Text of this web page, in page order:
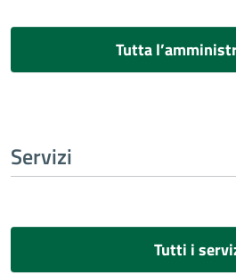
Tutta
Servizi
Tutti i